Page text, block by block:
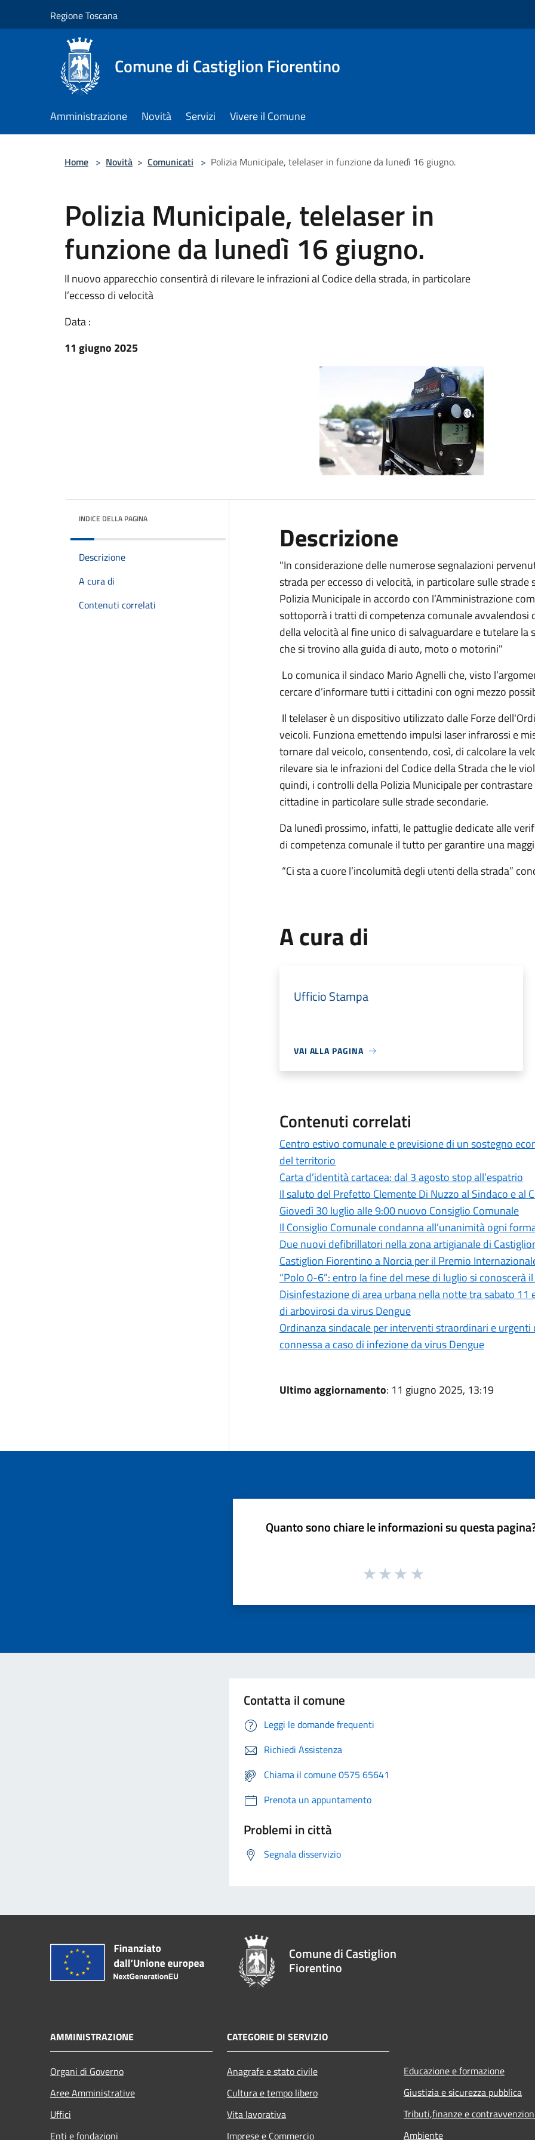
Regione Toscana
Comune di Castiglion Fiorentino
Amministrazione Novità Servizi Vivere il Comune
Home > Novità > Comunicati > Polizia Municipale, telelaser in funzione da lunedì 16 giugno.
Polizia Municipale, telelaser in
funzione da lunedì 16 giugno.
Il nuovo apparecchio consentirà di rilevare le infrazioni al Codice della strada, in particolare
l’eccesso di velocità
Data :
11 giugno 2025
INDICE DELLA PAGINA
Descrizione
A cura di
Contenuti correlati
Descrizione
"In considerazione delle numerose segnalazioni
strada per eccesso di velocità, in particolare sulle
Polizia Municipale in accordo con l’Amministrazione
sottoporrà i tratti di competenza comunale avvalendosi
della velocità al fine unico di salvaguardare e tutelare
che si trovino alla guida di auto, moto o motorini"
Lo comunica il sindaco Mario Agnelli che, visto
cercare d’informare tutti i cittadini con ogni mezzo
Il telelaser è un dispositivo utilizzato dalle Forze
veicoli. Funziona emettendo impulsi laser infrarossi e
tornare dal veicolo, consentendo, così, di calcolare la
rilevare sia le infrazioni del Codice della Strada che le
quindi, i controlli della Polizia Municipale per
cittadine in particolare sulle strade secondarie.
Da lunedì prossimo, infatti, le pattuglie dedicate alle
di competenza comunale il tutto per garantire una
“Ci sta a cuore l’incolumità degli utenti della strada”
A cura di
Ufficio Stampa
VAI ALLA PAGINA
Contenuti correlati
Centro estivo comunale e previsione di un sostegno
del territorio
Carta d’identità cartacea: dal 3 agosto stop all’espatrio
Il saluto del Prefetto Clemente Di Nuzzo al Sindaco e al
Giovedì 30 luglio alle 9:00 nuovo Consiglio Comunale
Il Consiglio Comunale condanna all’unanimità ogni
Due nuovi defibrillatori nella zona artigianale di
Castiglion Fiorentino a Norcia per il Premio
“Polo 0-6”: entro la fine del mese di luglio si
Disinfestazione di area urbana nella notte tra sabato
di arbovirosi da virus Dengue
Ordinanza sindacale per interventi straordinari e
connessa a caso di infezione da virus Dengue
Ultimo aggiornamento: 11 giugno 2025, 13:19
Quanto sono chiare le informazioni su questa
Contatta il comune
Leggi le domande frequenti
Richiedi Assistenza
Chiama il comune 0575 65641
Prenota un appuntamento
Problemi in città
Segnala disservizio
Comune di Castiglion
Fiorentino
AMMINISTRAZIONE
Organi di Governo
Aree Amministrative
Uffici
Enti e fondazioni
CATEGORIE DI SERVIZIO
Anagrafe e stato civile
Cultura e tempo libero
Vita lavorativa
Imprese e Commercio
Educazione e formazione
Giustizia e sicurezza pubblica
Tributi,finanze e
Ambiente